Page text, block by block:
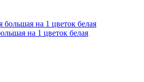
на 1 цветок белая